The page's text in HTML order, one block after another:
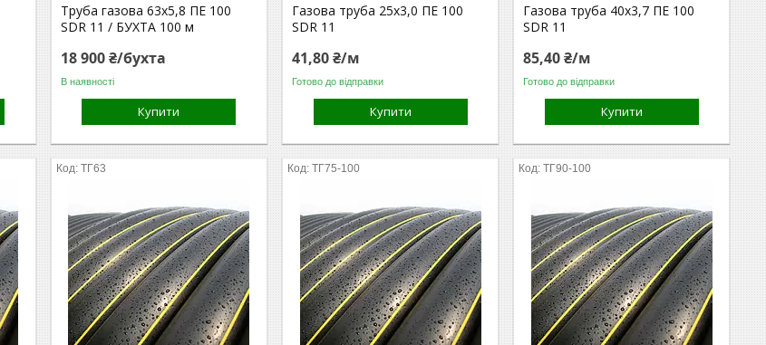
Труба газова 63х5,8 ПЕ 100
SDR 11 / БУХТА 100 м
18 900 ₴/бухта
В наявності
Купити
Газова труба 25х3,0 ПЕ 100
SDR 11
41,80 ₴/м
Готово до відправки
Купити
Газова труба 40х3,7 ПЕ 100
SDR 11
85,40 ₴/м
Готово до відправки
Купити
ТГ63 ТГ75-100 ТГ90-100